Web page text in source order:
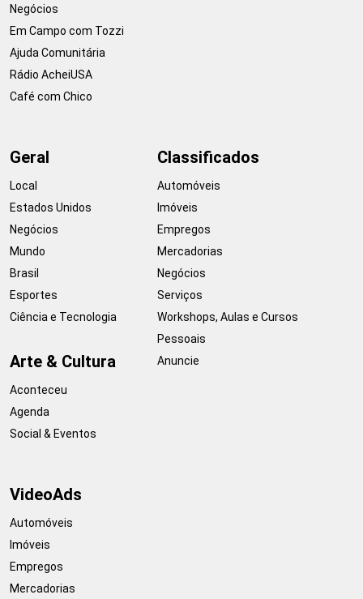
Negócios
Em Campo com Tozzi
Ajuda Comunitária
Rádio AcheiUSA
Café com Chico
Geral
Local
Estados Unidos
Negócios
Mundo
Brasil
Esportes
Ciência e Tecnologia
Arte & Cultura
Aconteceu
Agenda
Social & Eventos
Classificados
Automóveis
Imóveis
Empregos
Mercadorias
Negócios
Serviços
Workshops, Aulas e Cursos
Pessoais
Anuncie
VideoAds
Automóveis
Imóveis
Empregos
Mercadorias